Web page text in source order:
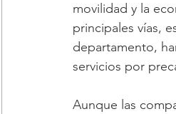
movilidad y la
principales vías,
departamento,
servicios por
Aunque las